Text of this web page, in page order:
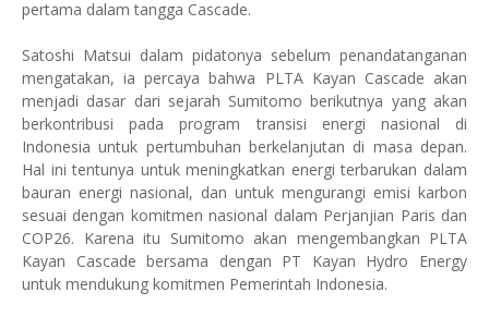
pertama dalam tangga Cascade.
Satoshi Matsui dalam pidatonya sebelum penandatanganan
mengatakan, ia percaya bahwa PLTA Kayan Cascade akan
menjadi dasar dari sejarah Sumitomo berikutnya yang akan
berkontribusi pada program transisi energi nasional di
Indonesia untuk pertumbuhan berkelanjutan di masa depan.
Hal ini tentunya untuk meningkatkan energi terbarukan dalam
bauran energi nasional, dan untuk mengurangi emisi karbon
sesuai dengan komitmen nasional dalam Perjanjian Paris dan
COP26. Karena itu Sumitomo akan mengembangkan PLTA
Kayan Cascade bersama dengan PT Kayan Hydro Energy
untuk mendukung komitmen Pemerintah Indonesia.